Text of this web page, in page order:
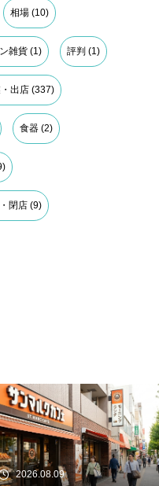
相場 (10)
雑貨 (1) 評判 (1)
出店 (337)
食器 (2)
閉店 (9)
2026.08.09